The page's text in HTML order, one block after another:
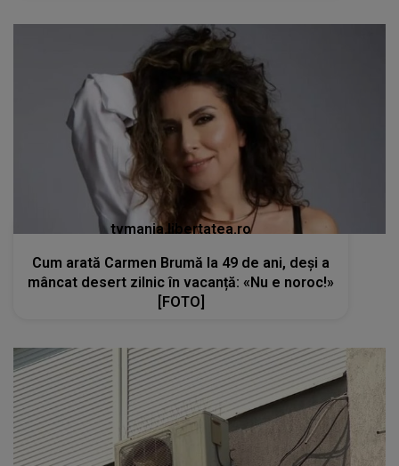
tvmania.libertatea.ro
Cum arată Carmen Brumă la 49 de ani, deși a
mâncat desert zilnic în vacanță: «Nu e noroc!»
[FOTO]